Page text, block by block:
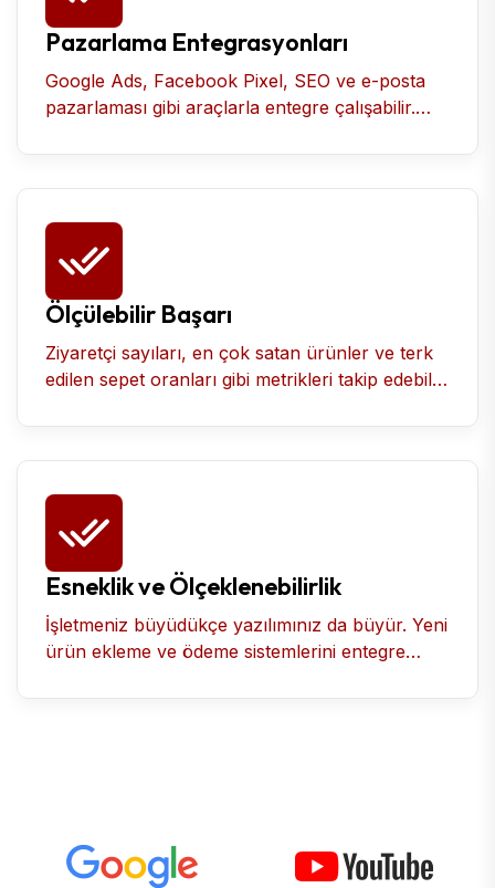
Pazarlama Entegrasyonları
Google Ads, Facebook Pixel, SEO ve e-posta
pazarlaması gibi araçlarla entegre çalışabilir.
düzenlenebilir.
Ölçülebilir Başarı
Ziyaretçi sayıları, en çok satan ürünler ve terk
edilen sepet oranları gibi metrikleri takip edebilir,
göre kararlar alabilirsiniz.
Esneklik ve Ölçeklenebilirlik
İşletmeniz büyüdükçe yazılımınız da büyür. Yeni
ürün ekleme ve ödeme sistemlerini entegre